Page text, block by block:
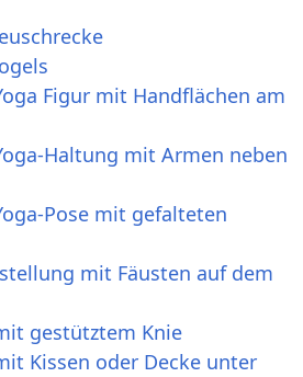
Figur mit Handflächen am
Haltung mit Armen neben
Pose mit gefalteten
mit Fäusten auf dem
gestütztem Knie
Kissen oder Decke unter